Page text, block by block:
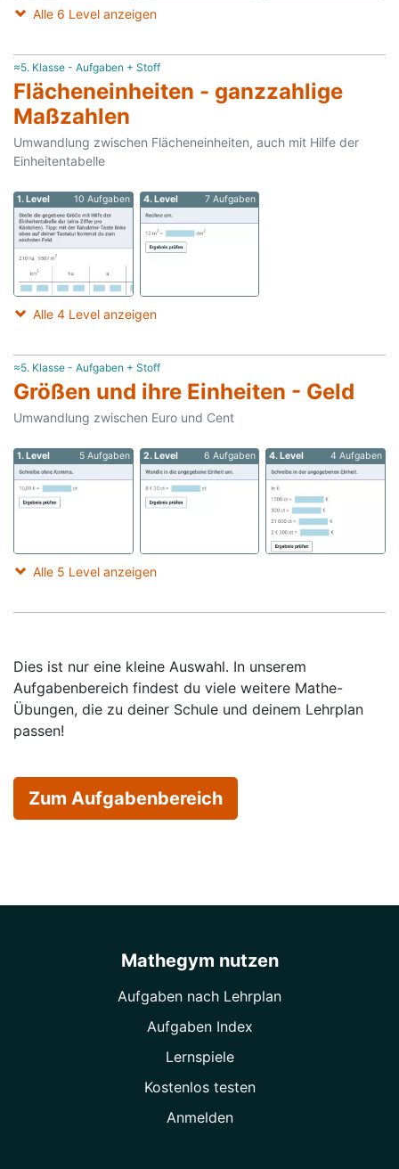
Alle 6 Level anzeigen
≈5. Klasse - Aufgaben + Stoff
Flächeneinheiten - ganzzahlige
Maßzahlen
Umwandlung zwischen Flächeneinheiten, auch mit Hilfe der
Einheitentabelle
1. Level 10 Aufgaben 4. Level 7 Aufgaben
Alle 4 Level anzeigen
≈5. Klasse - Aufgaben + Stoff
Größen und ihre Einheiten - Geld
Umwandlung zwischen Euro und Cent
1. Level 5 Aufgaben 2. Level 6 Aufgaben 4. Level 4 Aufgaben
Alle 5 Level anzeigen
Dies ist nur eine kleine Auswahl. In unserem
Aufgabenbereich findest du viele weitere Mathe-
Übungen, die zu deiner Schule und deinem Lehrplan
passen!
Zum Aufgabenbereich
Mathegym nutzen
Aufgaben nach Lehrplan
Aufgaben Index
Lernspiele
Kostenlos testen
Anmelden